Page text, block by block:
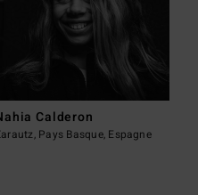
Calderon
Pays Basque, Espagne